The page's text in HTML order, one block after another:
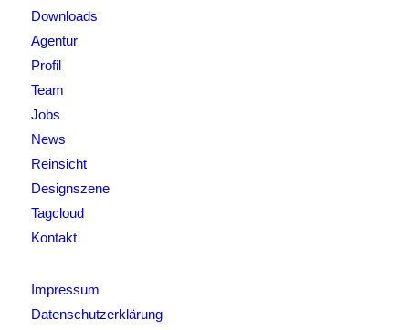
Downloads
Agentur
Profil
Team
Jobs
News
Reinsicht
Designszene
Tagcloud
Kontakt
Impressum
Datenschutzerklärung